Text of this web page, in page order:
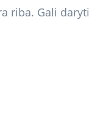
riba. Gali daryti